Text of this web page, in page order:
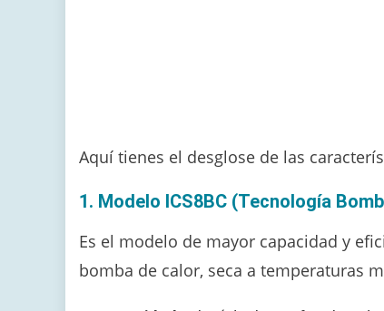
Aquí tienes el desglose de las
1. Modelo ICS8BC (Tecnología
Es el modelo de mayor capacidad y
bomba de calor, seca a temperaturas